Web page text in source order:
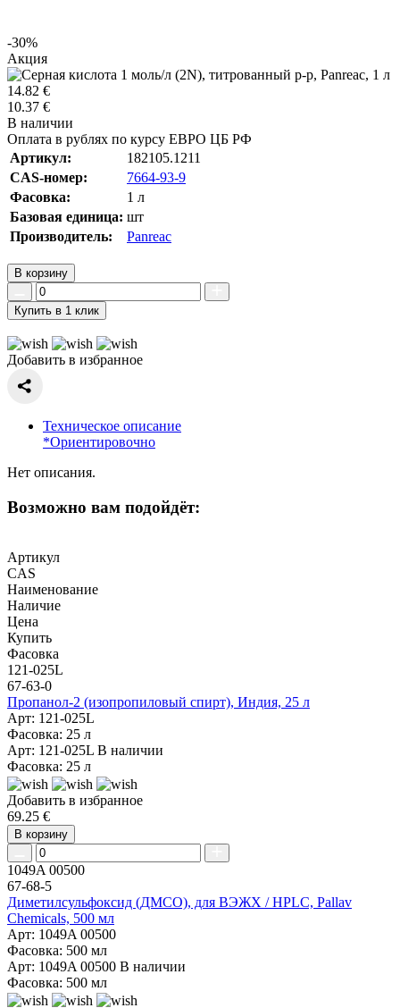
-30%
Акция
14.82 €
10.37 €
В наличии
Оплата в рублях по курсу ЕВРО ЦБ РФ
Артикул:
182105.1211
CAS-номер:
7664-93-9
Фасовка:
1 л
Базовая единица: шт
Производитель:
Panreac
В корзину
Купить в 1 клик
Добавить в избранное
Техническое описание
*Ориентировочно
Нет описания.
Возможно вам подойдёт:
Артикул
CAS
Наименование
Наличие
Цена
Купить
Фасовка
121-025L
67-63-0
Пропанол-2 (изопропиловый спирт), Индия, 25 л
Арт: 121-025L
Фасовка: 25 л
Арт: 121-025L В наличии
Фасовка: 25 л
Добавить в избранное
69.25 €
В корзину
1049A 00500
67-68-5
Диметилсульфоксид (ДМСО), для ВЭЖХ / HPLC, Pallav
Chemicals, 500 мл
Арт: 1049A 00500
Фасовка: 500 мл
Арт: 1049A 00500 В наличии
Фасовка: 500 мл